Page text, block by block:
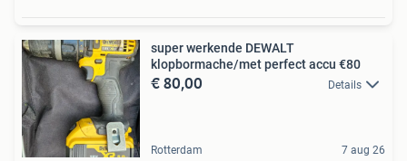
super werkende DEWALT
klopbormache/met perfect accu €80
€ 80,00 Details
Rotterdam 7 aug 26